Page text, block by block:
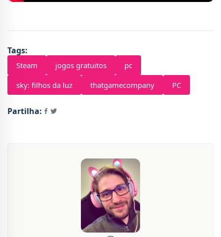
Tags:
Steam jogos gratuitos
pc
sky: filhos da luz
thatgamecompany PC
Partilha: